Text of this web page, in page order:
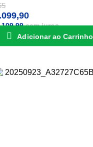
109,99sem juros
Adicionar ao Carrinho